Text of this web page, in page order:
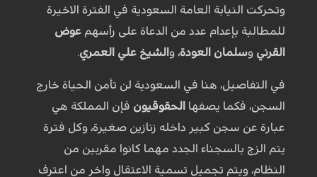
وتحركت النيابة العامة السعودية في الفترة الاخيرة
للمطالبة بإعدام عدد من الدعاة على رأسهم عوض
القرني وسلمان العودة، و الشيخ علي العمري.
في التفاصيل، هنا في السعودية لن تأمن الحياة خارج
السجن، فكما يصفها الحقوقيون فإن المملكة هي
عبارة عن سجن كبير داخله زنازين صغيرة، وكل فترة
يتم الزج بالسجناء الجدد مهما كانوا مقربين من
النظام، ويتم تجميل تسمية الاعتقال واخر من اعترف